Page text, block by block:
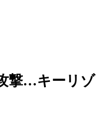
撃…キーリゾ